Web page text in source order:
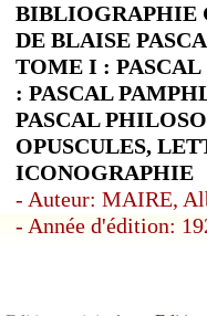
BIBLIOGRAPHIE
DE BLAISE
TOME I :
: PASCAL
PASCAL
OPUSCULES,
ICONOGRAPHIE
- Auteur: MAIRE,
- Année d'édition: